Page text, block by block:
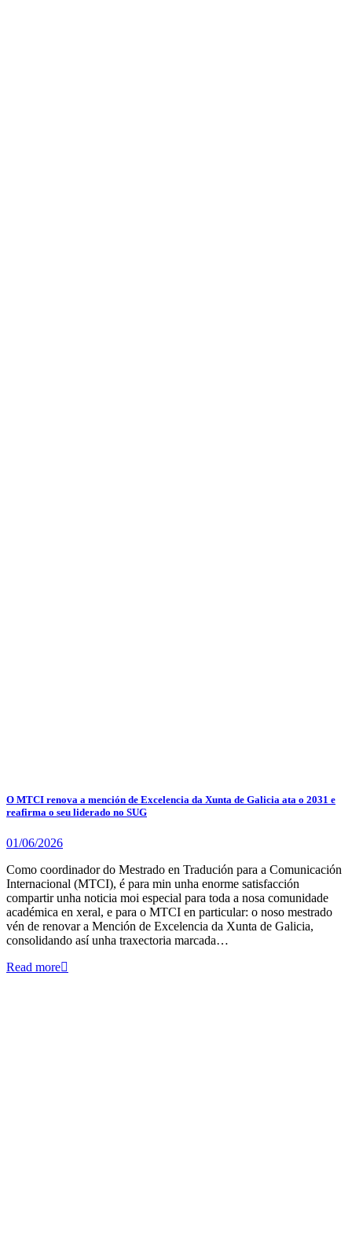
O MTCI renova a mención de Excelencia da Xunta de Galicia ata o 2031 e
reafirma o seu liderado no SUG
01/06/2026
Como coordinador do Mestrado en Tradución para a Comunicación
Internacional (MTCI), é para min unha enorme satisfacción
compartir unha noticia moi especial para toda a nosa comunidade
académica en xeral, e para o MTCI en particular: o noso mestrado
vén de renovar a Mención de Excelencia da Xunta de Galicia,
consolidando así unha traxectoria marcada…
Read more